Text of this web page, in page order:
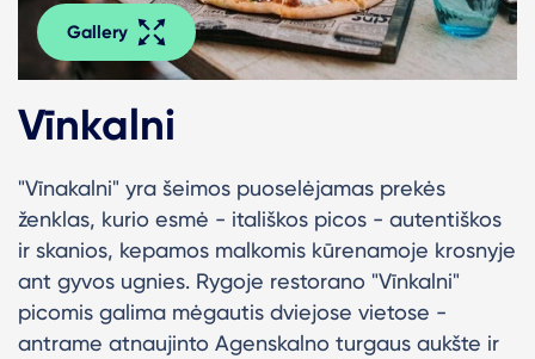
Gallery
Vīnkalni
"Vīnakalni" yra šeimos puoselėjamas prekės
ženklas, kurio esmė - itališkos picos - autentiškos
ir skanios, kepamos malkomis kūrenamoje krosnyje
ant gyvos ugnies. Rygoje restorano "Vīnkalni"
picomis galima mėgautis dviejose vietose -
antrame atnaujinto Agenskalno turgaus aukšte ir